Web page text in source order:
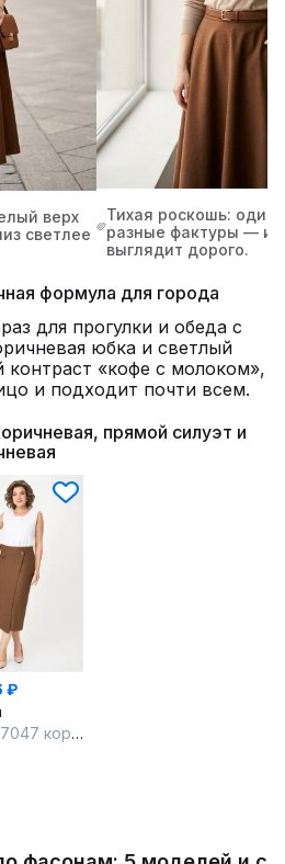
верх
светлее
Тихая роскошь: один
разные фактуры — и
выглядит дорого.
формула для города
для прогулки и обеда с
юбка и светлый
«кофе с молоком»,
и подходит почти всем.
прямой силуэт и
₽
7047 коричневая